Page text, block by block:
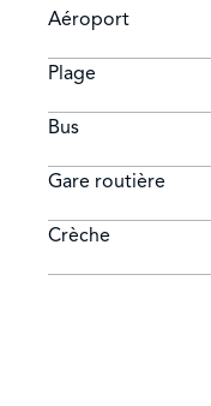
Aéroport
Plage
Bus
Gare routière
Crèche